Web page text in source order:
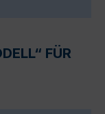
FÜR